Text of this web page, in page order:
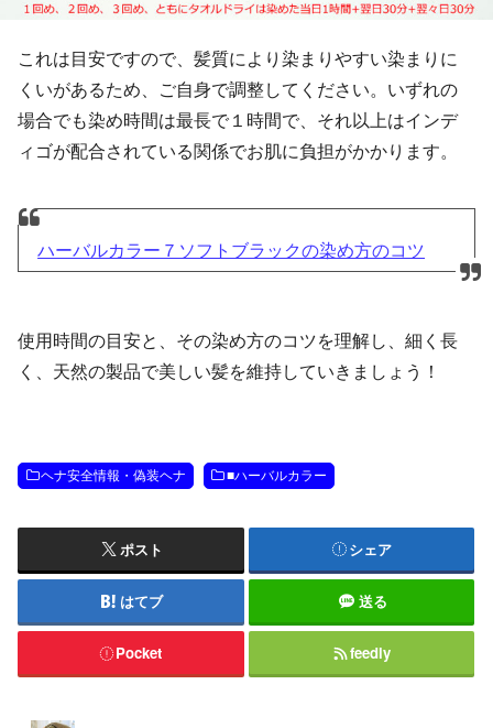
これは目安ですので、髪質により染まりやすい染まりに
くいがあるため、ご自身で調整してください。いずれの
場合でも染め時間は最長で１時間で、それ以上はインデ
ィゴが配合されている関係でお肌に負担がかかります。
ハーバルカラー７ソフトブラックの染め方のコツ
使用時間の目安と、その染め方のコツを理解し、細く長
く、天然の製品で美しい髪を維持していきましょう！
ヘナ安全情報・偽装ヘナ ■ハーバルカラー
ポスト シェア
はてブ 送る
Pocket feedly